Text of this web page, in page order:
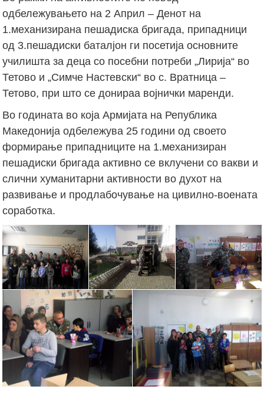
одбележувањето на 2 Април – Денот на
1.механизирана пешадиска бригада, припадници
од 3.пешадиски баталјон ги посетија основните
училишта за деца со посебни потреби „Лирија“ во
Тетово и „Симче Настевски“ во с. Вратница –
Тетово, при што се донираа војнички маренди.
Во годината во која Армијата на Република
Македонија одбележува 25 години од своето
формирање припадниците на 1.механизиран
пешадиски бригада активно се вклучени со вакви и
слични хуманитарни активности во духот на
развивање и продлабочување на цивилно-воената
соработка.